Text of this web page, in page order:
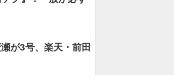
が3号、楽天・前田